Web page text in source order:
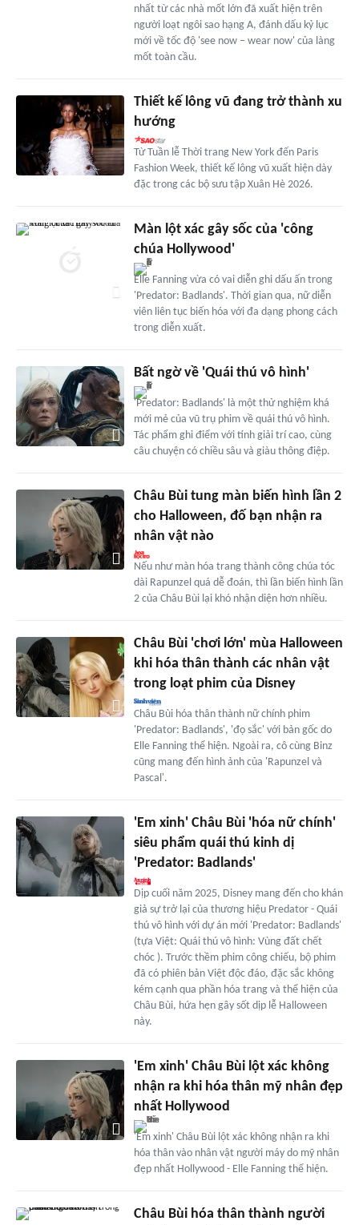
nhất từ các nhà mốt lớn đã xuất hiện trên
người loạt ngôi sao hạng A, đánh dấu kỷ lục
mới về tốc độ 'see now – wear now' của làng
mốt toàn cầu.
Thiết kế lông vũ đang trở thành xu
hướng
Từ Tuần lễ Thời trang New York đến Paris
Fashion Week, thiết kế lông vũ xuất hiện dày
đặc trong các bộ sưu tập Xuân Hè 2026.
Màn lột xác gây sốc của 'công
chúa Hollywood'
Elle Fanning vừa có vai diễn ghi dấu ấn trong
'Predator: Badlands'. Thời gian qua, nữ diễn
viên liên tục biến hóa với đa dạng phong cách
trong diễn xuất.
Bất ngờ về 'Quái thú vô hình'
'Predator: Badlands' là một thử nghiệm khá
mới mẻ của vũ trụ phim về quái thú vô hình.
Tác phẩm ghi điểm với tính giải trí cao, cùng
câu chuyện có chiều sâu và giàu thông điệp.
Châu Bùi tung màn biến hình lần 2
cho Halloween, đố bạn nhận ra
nhân vật nào
Nếu như màn hóa trang thành công chúa tóc
dài Rapunzel quá dễ đoán, thì lần biến hình lần
2 của Châu Bùi lại khó nhận diện hơn nhiều.
Châu Bùi 'chơi lớn' mùa Halloween
khi hóa thân thành các nhân vật
trong loạt phim của Disney
Châu Bùi hóa thân thành nữ chính phim
'Predator: Badlands', 'đọ sắc' với bản gốc do
Elle Fanning thể hiện. Ngoài ra, cô cùng Binz
cũng mang đến hình ảnh của 'Rapunzel và
Pascal'.
'Em xinh' Châu Bùi 'hóa nữ chính'
siêu phẩm quái thú kinh dị
'Predator: Badlands'
Dịp cuối năm 2025, Disney mang đến cho khán
giả sự trở lại của thương hiệu Predator - Quái
thú vô hình với dự án mới 'Predator: Badlands'
(tựa Việt: Quái thú vô hình: Vùng đất chết
chóc ). Trước thềm phim công chiếu, bộ phim
đã có phiên bản Việt độc đáo, đặc sắc không
kém cạnh qua phần hóa trang và thể hiện của
Châu Bùi, hứa hẹn gây sốt dịp lễ Halloween
này.
'Em xinh' Châu Bùi lột xác không
nhận ra khi hóa thân mỹ nhân đẹp
nhất Hollywood
'Em xinh' Châu Bùi lột xác không nhận ra khi
hóa thân vào nhân vật người máy do mỹ nhân
đẹp nhất Hollywood - Elle Fanning thể hiện.
Châu Bùi hóa thân thành người